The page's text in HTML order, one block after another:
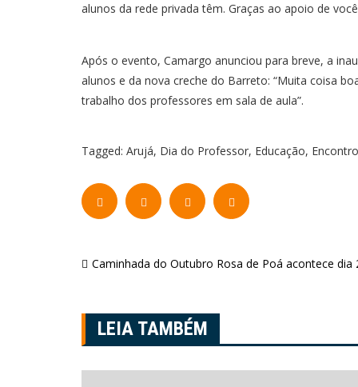
alunos da rede privada têm. Graças ao apoio de
Após o evento, Camargo anunciou para breve, a
alunos e da nova creche do Barreto: “Muita coisa
trabalho dos professores em sala de aula”.
Tagged: Arujá, Dia do Professor, Educação,
Navegação
Post
Caminhada do Outubro Rosa de Poá acontece dia
LEIA TAMBÉM